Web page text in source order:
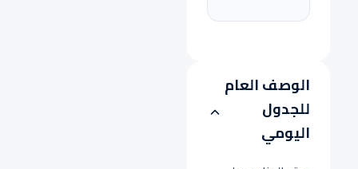
الوصف العام
للجدول
اليومي